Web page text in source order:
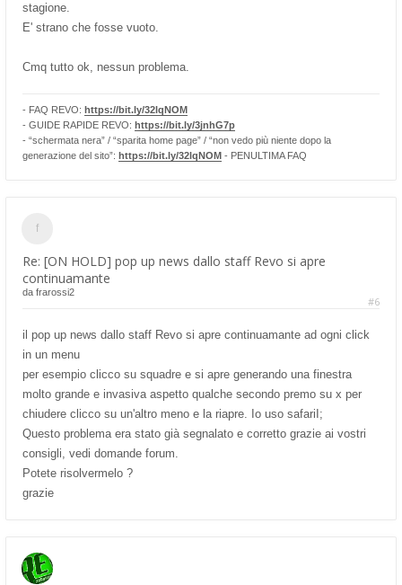
stagione.
E' strano che fosse vuoto.
Cmq tutto ok, nessun problema.
- FAQ REVO: https://bit.ly/32lqNOM
- GUIDE RAPIDE REVO: https://bit.ly/3jnhG7p
- “schermata nera” / “sparita home page” / “non vedo più niente dopo la
generazione del sito”: https://bit.ly/32lqNOM - PENULTIMA FAQ
Re: [ON HOLD] pop up news dallo staff Revo si apre
continuamante
#6
da frarossi2
il pop up news dallo staff Revo si apre continuamante ad ogni click
in un menu
per esempio clicco su squadre e si apre generando una finestra
molto grande e invasiva aspetto qualche secondo premo su x per
chiudere clicco su un'altro meno e la riapre. Io uso safariI;
Questo problema era stato già segnalato e corretto grazie ai vostri
consigli, vedi domande forum.
Potete risolvermelo ?
grazie